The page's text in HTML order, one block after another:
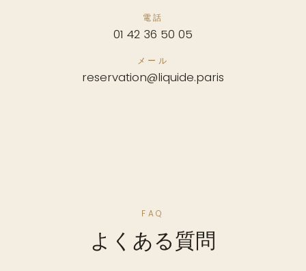
電話
01 42 36 50 05
メール
reservation@liquide.paris
FAQ
よくある質問